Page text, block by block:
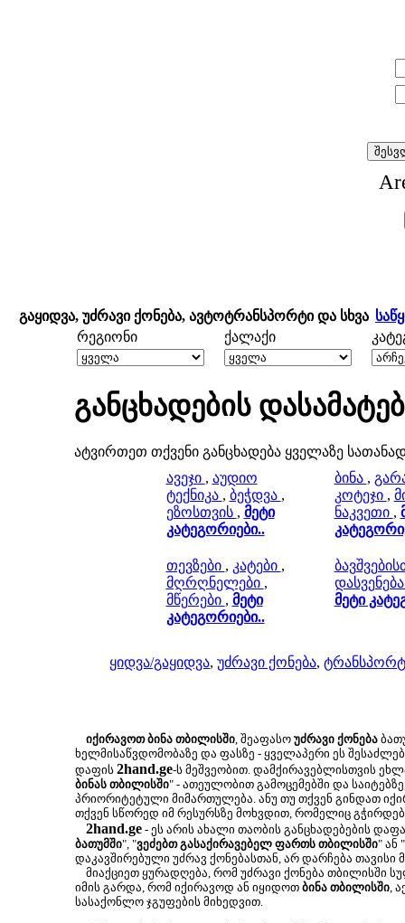
გაყიდვა, უძრავი ქონება, ავტოტრანსპორტი და სხვა
რეგიონი
ქალაქი
განცხადების
ატვირთეთ თქვენი განცხადება ყველაზე
ავეჯი , აუდიო
ტექნიკა , ბეჭდვა ,
ეზოსთვის , მეტი
კატეგორიები..
ბინა ,
კოტეჯი ,
ნაკვეთი ,
თევზები , კატები ,
მღრღნელები ,
მწერები , მეტი
კატეგორიები..
მეტი
ყიდვა/გაყიდვა, უძრავი ქონება,
იქირავოთ ბინა თბილისში, შეაფასო უძრავი ქონება
ხელმისაწვდომობაზე და ფასზე - ყველაპერი ეს
დაფის 2hand.ge-ს მეშვეობით. დამქირავებლისთვის
ბინას თბილისში" - ათეულობით გამოცემებში და
პრიორიტეტული მიმართულება. ანუ თუ თქვენ გინდათ
თქვენ სწორედ იმ რესურსზე მოხვდით, რომელიც
2hand.ge - ეს არის ახალი თაობის განცხადებების
ბათუმში", "ვეძებთ გასაქირავებელ ფართს თბილისში" ან "
დაკავშირებული უძრავ ქონებასთან, არ დარჩება
მიაქციეთ ყურადღება, რომ უძრავი ქონება თბილისში
იმის გარდა, რომ იქირავოდ ან იყიდოთ ბინა თბილისში,
სასაქონლო ჯგუფების მიხედვით.